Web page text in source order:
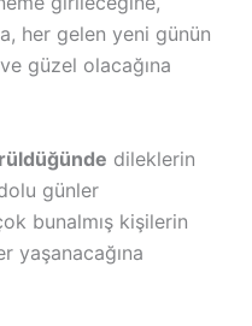
her gelen yeni günün
güzel olacağına
dileklerin
günler
bunalmış kişilerin
yaşanacağına